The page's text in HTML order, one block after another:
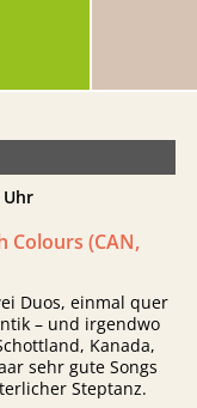
Uhr
Colours (CAN,
Duos, einmal quer
– und irgendwo
Kanada,
sehr gute Songs
Steptanz.